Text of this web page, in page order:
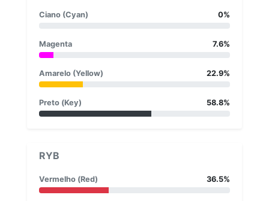
Ciano (Cyan) 0%
Magenta 7.6%
Amarelo (Yellow) 22.9%
Preto (Key) 58.8%
RYB
Vermelho (Red) 36.5%